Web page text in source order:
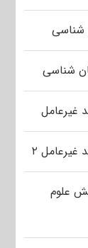
شناسی
شناسی
غیرعامل
۲
علوم